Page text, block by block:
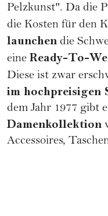
Pelzkunst". Da die
die Kosten für den
launchen die
eine Ready-To-
Diese ist zwar
im hochpreisigen
dem Jahr 1977 gibt
Damenkollektion
Accessoires,